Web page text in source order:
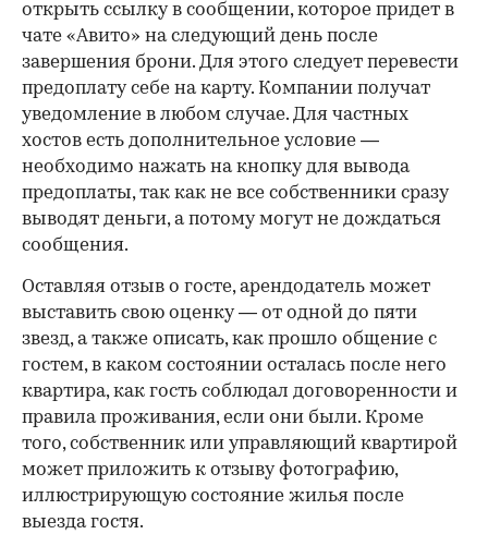
00:00 / 00:00
открыть ссылку в сообщении, которое придет в
чате «Авито» на следующий день после
завершения брони. Для этого следует перевести
предоплату себе на карту. Компании получат
уведомление в любом случае. Для частных
хостов есть дополнительное условие —
необходимо нажать на кнопку для вывода
предоплаты, так как не все собственники сразу
выводят деньги, а потому могут не дождаться
сообщения.
Оставляя отзыв о госте, арендодатель может
выставить свою оценку — от одной до пяти
звезд, а также описать, как прошло общение с
гостем, в каком состоянии осталась после него
квартира, как гость соблюдал договоренности и
правила проживания, если они были. Кроме
того, собственник или управляющий квартирой
может приложить к отзыву фотографию,
иллюстрирующую состояние жилья после
выезда гостя.